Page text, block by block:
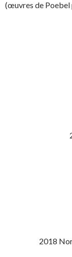
(œuvres de Poebel
2018